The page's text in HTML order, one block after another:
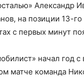
Александр
на позиции 13-
с первых минут
начал год
матче команда